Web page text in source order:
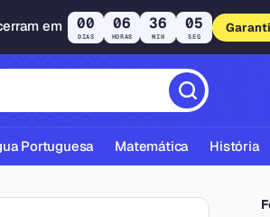
em 00
DIAS
06
HORAS
36
MIN
04
SEG
Portuguesa Matemática História